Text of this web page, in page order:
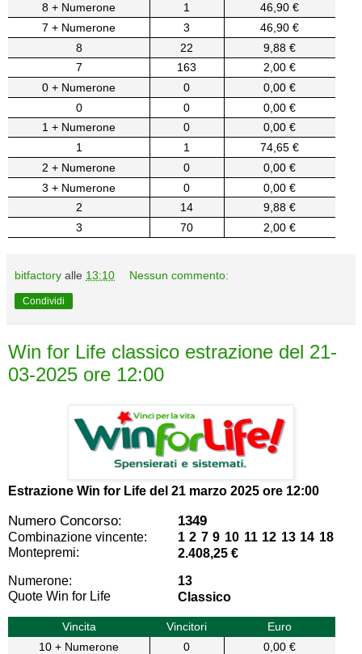
8 + Numerone
1
46,90 €
7 + Numerone
3
46,90 €
8
22
9,88 €
7
163
2,00 €
0 + Numerone
0
0,00 €
0
0
0,00 €
1 + Numerone
0
0,00 €
1
1
74,65 €
2 + Numerone
0
0,00 €
3 + Numerone
0
0,00 €
2
14
9,88 €
3
70 2,00 €
bitfactory alle 13:10 Nessun commento:
Condividi
Win for Life classico estrazione del 21-
03-2025 ore 12:00
Estrazione Win for Life del 21 marzo 2025 ore 12:00
Numero Concorso: 1349
Combinazione vincente:
1 2 7 9 10 11 12 13 14 18
Montepremi:
2.408,25 €
Numerone:
13
Quote Win for Life
Classico
Vincita Vincitori
Euro
10 + Numerone
0
0,00 €